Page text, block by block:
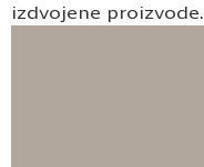
izdvojene proizvode.